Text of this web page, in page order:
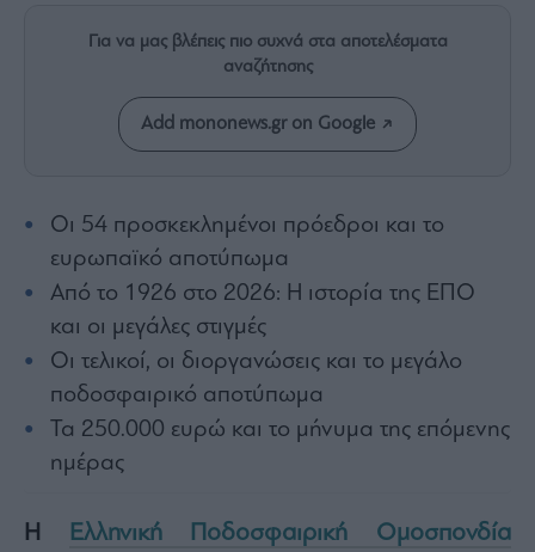
Συνεντεύξεις
Bons
Auto
Style
Υγεία
Architecture
Design
&
Για να μας βλέπεις πιο συχνά στα αποτελέσματα
αναζήτησης
Add mononews.gr on Google
Οι 54 προσκεκλημένοι πρόεδροι και το
ευρωπαϊκό αποτύπωμα
Από το 1926 στο 2026: Η ιστορία της ΕΠΟ
και οι μεγάλες στιγμές
Οι τελικοί, οι διοργανώσεις και το μεγάλο
ποδοσφαιρικό αποτύπωμα
Τα 250.000 ευρώ και το μήνυμα της επόμενης
ημέρας
Η
Ελληνική Ποδοσφαιρική Ομοσπονδία